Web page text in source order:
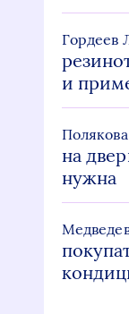
Гордеев
и
на
нужна